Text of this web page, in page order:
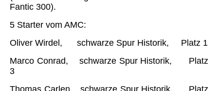
Fantic 300).
5 Starter vom AMC:
Oliver Wirdel, schwarze Spur Historik, Platz 1
Marco Conrad, schwarze Spur Historik, Platz
3